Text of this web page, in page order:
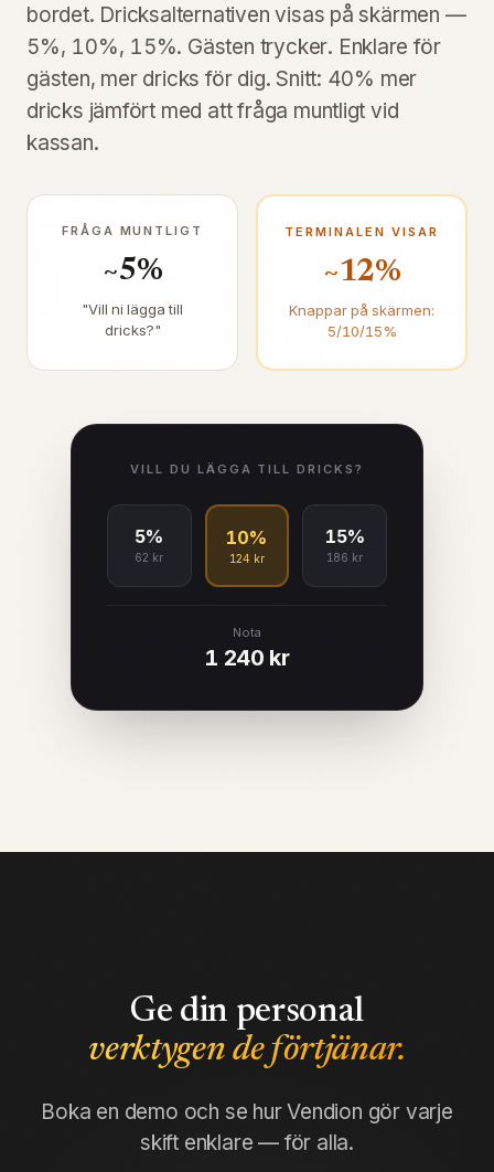
bordet. Dricksalternativen visas på skärmen —
5%, 10%, 15%. Gästen trycker. Enklare för
gästen, mer dricks för dig. Snitt: 40% mer
dricks jämfört med att fråga muntligt vid
kassan.
FRÅGA MUNTLIGT
~5%
"Vill ni lägga till
dricks?"
TERMINALEN VISAR
~12%
Knappar på skärmen:
5/10/15%
VILL DU LÄGGA TILL DRICKS?
5%
62 kr
10%
124 kr
15%
186 kr
Nota
1 240 kr
Ge din personal
verktygen de förtjänar.
Boka en demo och se hur Vendion gör varje
skift enklare — för alla.